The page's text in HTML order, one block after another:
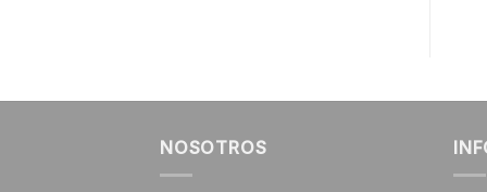
NOSOTROS